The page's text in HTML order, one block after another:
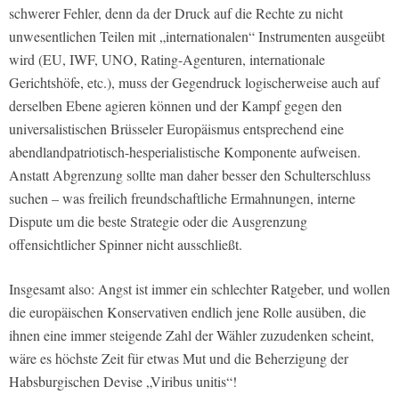
schwerer Fehler, denn da der Druck auf die Rechte zu nicht
unwesentlichen Teilen mit „internationalen“ Instrumenten ausgeübt
wird (EU, IWF, UNO, Rating-Agenturen, internationale
Gerichtshöfe, etc.), muss der Gegendruck logischerweise auch auf
derselben Ebene agieren können und der Kampf gegen den
universalistischen Brüsseler Europäismus entsprechend eine
abendlandpatriotisch-hesperialistische Komponente aufweisen.
Anstatt Abgrenzung sollte man daher besser den Schulterschluss
suchen – was freilich freundschaftliche Ermahnungen, interne
Dispute um die beste Strategie oder die Ausgrenzung
offensichtlicher Spinner nicht ausschließt.
Insgesamt also: Angst ist immer ein schlechter Ratgeber, und wollen
die europäischen Konservativen endlich jene Rolle ausüben, die
ihnen eine immer steigende Zahl der Wähler zuzudenken scheint,
wäre es höchste Zeit für etwas Mut und die Beherzigung der
Habsburgischen Devise „Viribus unitis“!